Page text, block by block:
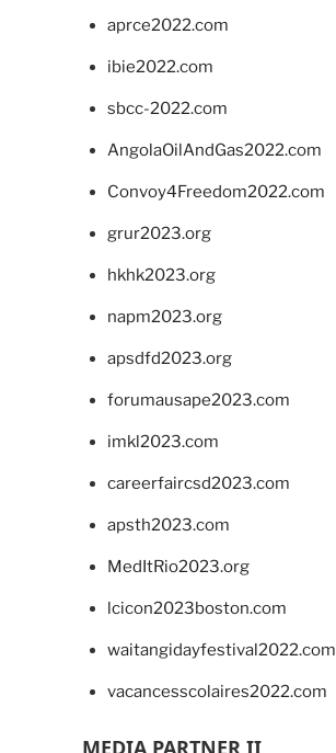
aprce2022.com
ibie2022.com
sbcc-2022.com
AngolaOilAndGas2022.com
Convoy4Freedom2022.com
grur2023.org
hkhk2023.org
napm2023.org
apsdfd2023.org
forumausape2023.com
imkl2023.com
careerfaircsd2023.com
apsth2023.com
MedItRio2023.org
lcicon2023boston.com
waitangidayfestival2022.com
vacancesscolaires2022.com
MEDIA PARTNER II